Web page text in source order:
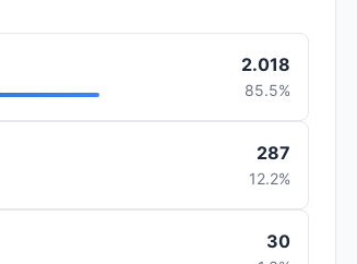
2.018
85.5%
287
12.2%
30